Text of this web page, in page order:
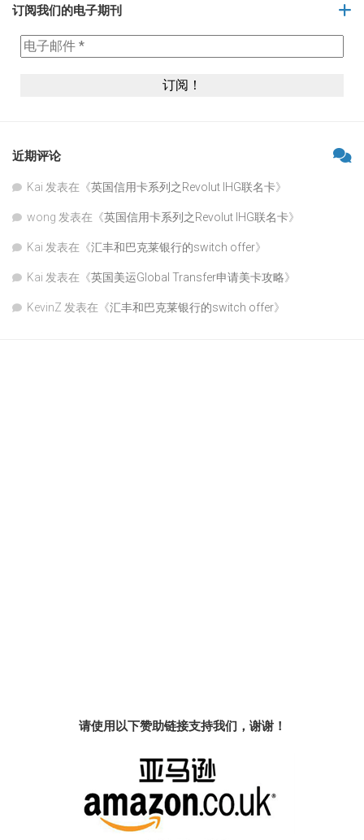
订阅我们的电子期刊
近期评论
Kai 发表在《英国信用卡系列之Revolut IHG联名卡》
wong 发表在《英国信用卡系列之Revolut IHG联名卡》
Kai 发表在《汇丰和巴克莱银行的switch offer》
Kai 发表在《英国美运Global Transfer申请美卡攻略》
KevinZ 发表在《汇丰和巴克莱银行的switch offer》
请使用以下赞助链接支持我们，谢谢！